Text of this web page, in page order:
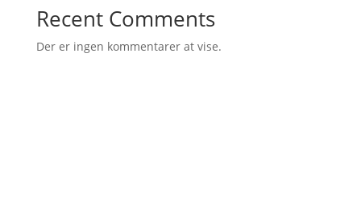
Recent Comments
Der er ingen kommentarer at vise.